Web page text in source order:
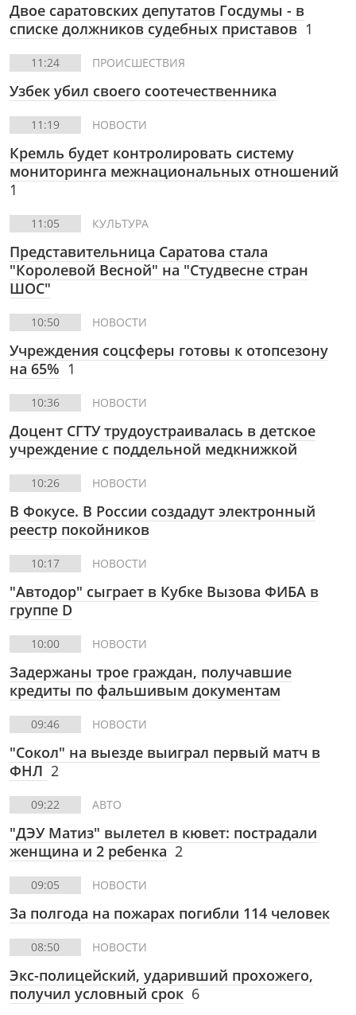
Двое саратовских депутатов Госдумы - в
списке должников судебных приставов 1
11:24 ПРОИСШЕСТВИЯ
Узбек убил своего соотечественника
11:19 НОВОСТИ
Кремль будет контролировать систему
мониторинга межнациональных отношений
1
11:05 КУЛЬТУРА
Представительница Саратова стала
"Королевой Весной" на "Студвесне стран
ШОС"
10:50 НОВОСТИ
Учреждения соцсферы готовы к отопсезону
на 65% 1
10:36 НОВОСТИ
Доцент СГТУ трудоустраивалась в детское
учреждение с поддельной медкнижкой
10:26 НОВОСТИ
В Фокусе. В России создадут электронный
реестр покойников
10:17 НОВОСТИ
"Автодор" сыграет в Кубке Вызова ФИБА в
группе D
10:00 НОВОСТИ
Задержаны трое граждан, получавшие
кредиты по фальшивым документам
09:46 НОВОСТИ
"Сокол" на выезде выиграл первый матч в
ФНЛ 2
09:22 АВТО
"ДЭУ Матиз" вылетел в кювет: пострадали
женщина и 2 ребенка 2
09:05 НОВОСТИ
За полгода на пожарах погибли 114 человек
08:50 НОВОСТИ
Экс-полицейский, ударивший прохожего,
получил условный срок 6